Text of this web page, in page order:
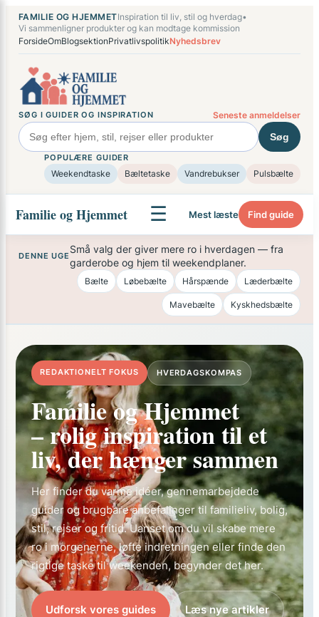
Spring
indhold
FAMILIE OG HJEMMETInspiration til liv, stil og hverdag•
Vi sammenligner produkter og kan modtage kommission
ForsideOmBlogsektionPrivatlivspolitikNyhedsbrev
SØG I GUIDER OG INSPIRATION Seneste anmeldelser
Søg
POPULÆRE GUIDER
Weekendtaske Bæltetaske Vandrebukser Pulsbælte
Familie og Hjemmet ☰ Mest læste Find guide
DENNE UGE
Små valg der giver mere ro i hverdagen — fra
garderobe og hjem til weekendplaner.
Bælte Løbebælte Hårspænde Læderbælte
Mavebælte Kyskhedsbælte
REDAKTIONELT FOKUS HVERDAGSKOMPAS
Familie og Hjemmet
– rolig inspiration til et
liv, der hænger sammen
Her finder du varme idéer, gennemarbejdede
guider og brugbare anbefalinger til familieliv, bolig,
stil, rejser og fritid. Uanset om du vil skabe mere
ro i morgenerne, løfte indretningen eller finde den
rigtige taske til weekenden, begynder det her.
Udforsk vores guides Læs nye artikler